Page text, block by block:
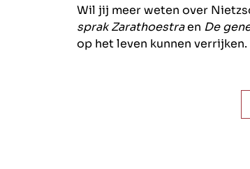
Wil jij meer weten over
sprak Zarathoestraen De
op het leven kunnen verrijken.